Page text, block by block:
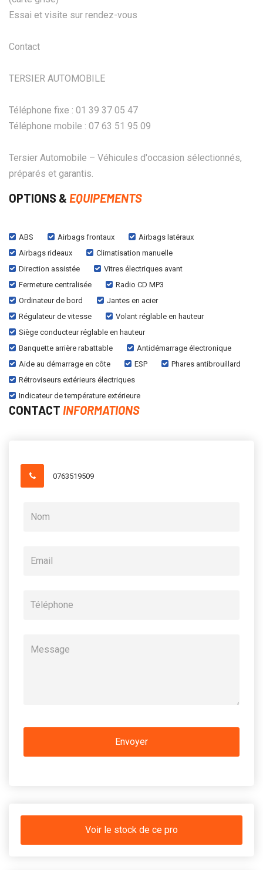
Essai et visite sur rendez-vous
Contact
TERSIER AUTOMOBILE
Téléphone fixe : 01 39 37 05 47
Téléphone mobile : 07 63 51 95 09
Tersier Automobile – Véhicules d'occasion sélectionnés,
préparés et garantis.
OPTIONS & EQUIPEMENTS
ABS Airbags frontaux
Airbags latéraux
Airbags rideaux
Climatisation manuelle
Direction assistée
Vitres électriques avant
Fermeture centralisée
Radio CD MP3
Ordinateur de bord
Jantes en acier
Régulateur de vitesse
Volant réglable en hauteur
Siège conducteur réglable en hauteur
Banquette arrière rabattable
Antidémarrage électronique
Aide au démarrage en côte
ESP
Phares antibrouillard
Rétroviseurs extérieurs électriques
Indicateur de température extérieure
CONTACT INFORMATIONS
0763519509
Voir le stock de ce pro